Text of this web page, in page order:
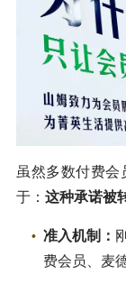
虽然多数付费会
于： 这种承诺被
准入机制：
费会员、麦